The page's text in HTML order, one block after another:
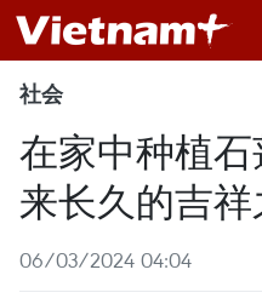
社会
在家中种植
来长久的吉
06/03/2024 04:04